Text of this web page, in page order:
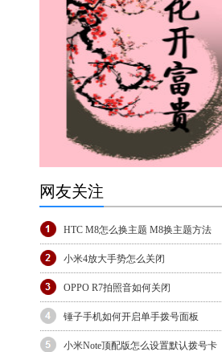
网友关注
HTC M8怎么换主题 M8换主题方法
小米4放大手势怎么关闭
OPPO R7拍照音如何关闭
锤子手机如何开启单手拨号面板
小米Note顶配版怎么设置默认拨号卡